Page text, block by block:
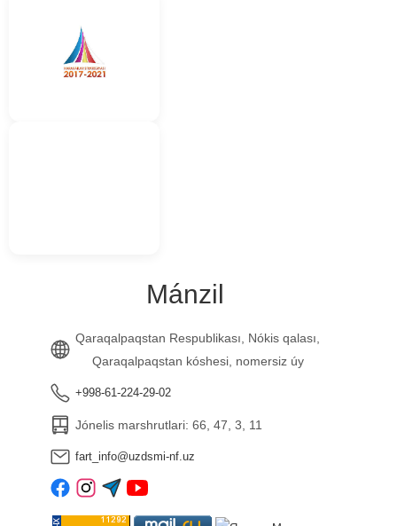
Mánzil
Qaraqalpaqstan Respublikası, Nókis qalası,
Qaraqalpaqstan kóshesi, nomersiz úy
+998-61-224-29-02
Jónelis marshrutlari: 66, 47, 3, 11
fart_info@uzdsmi-nf.uz